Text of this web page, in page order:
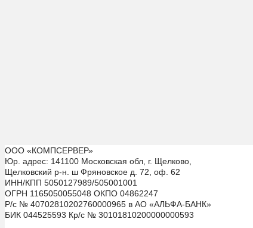
ООО «КОМПСЕРВЕР»
Юр. адрес: 141100 Московская обл, г. Щелково,
Щелковский р-н. ш Фряновское д. 72, оф. 62
ИНН/КПП 5050127989/505001001
ОГРН 1165050055048 ОКПО 04862247
Р/с № 40702810202760000965 в АО «АЛЬФА-БАНК»
БИК 044525593 Кр/с № 30101810200000000593